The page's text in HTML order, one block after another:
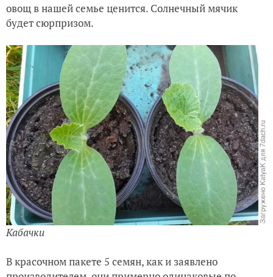
овощ в нашей семье ценится. Солнечный мячик
будет сюрпризом.
Кабачки
В красочном пакете 5 семян, как и заявлено